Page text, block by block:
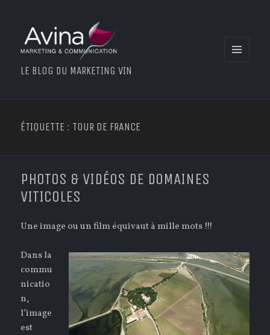
LE BLOG DU MARKETING VIN
ÉTIQUETTE : TOUR DE FRANCE
PHOTOS & VIDÉOS DE DOMAINES
VITICOLES
Une image ou un film équivaut à mille mots !!!
Dans la
commu
nicatio
n,
l’image
est